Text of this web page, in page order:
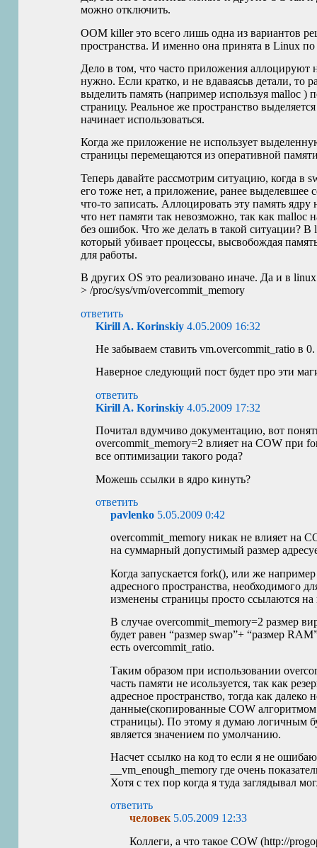
можно отключить.
OOM killer это всего лишь одна из вариантов
пространства. И именно она принята в Linux
Дело в том, что часто приложения
нужно. Если кратко, и не вдаваясьв детали, то
выделить память (например используя malloc )
страницу. Реальное же пространство
начинает использоваться.
Когда же приложение не использует
страницы перемещаются из оперативной
Теперь давайте рассмотрим ситуацию, когда в
его тоже нет, а приложение, ранее выделевшее
что-то записать. Аллоцировать эту память
что нет памяти так невозможно, так как malloc
без ошибок. Что же делать в такой ситуации? В
который убивает процессы, высвобождая
для работы.
В другихOS это реализовано иначе. Да и в
> /proc/sys/vm/overcommit_memory
ответить
Kirill A. Korinskiy 4.05.2009 16:32
Не забываем ставить vm.overcommit_ratio в 0.
Наверное следующий пост будет про эти
ответить
Kirill A. Korinskiy 4.05.2009 17:32
Почитал вдумчиво документацию, вот
overcommit_memory=2 влияет наCOW при
все оптимизации такого рода?
Можешь ссылки в ядро кинуть?
ответить
pavlenko 5.05.2009 0:42
overcommit_memory никак не влияет на
на суммарный допустимый размер
Когда запускается fork(), или же
адресного пространства, необходимого
изменены страницы просто ссылаются
В случае overcommit_memory=2 размер
будет равен “размер swap”+ “размер RAM
есть overcommit_ratio.
Таким образом при использовании
часть памяти не исользуется, так как
адресное пространство, тогда как далеко
данные(скопированные COW
страницы). По этому я думаю логичным
является значением по умолчанию.
Насчет ссылко на код то если я не
__vm_enough_memory где очень
Хотя с тех пор когда я туда заглядывал
ответить
человек 5.05.2009 12:33
Коллеги, а что такоеCOW (http://